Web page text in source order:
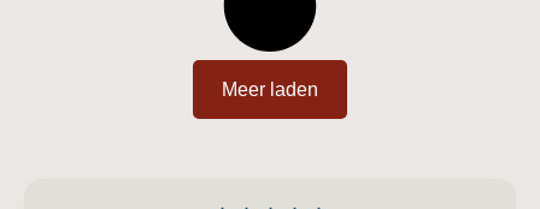
Meer laden